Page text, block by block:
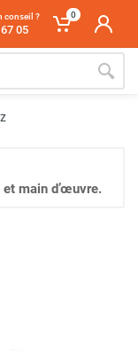
conseil ?
05
0
main d’œuvre.